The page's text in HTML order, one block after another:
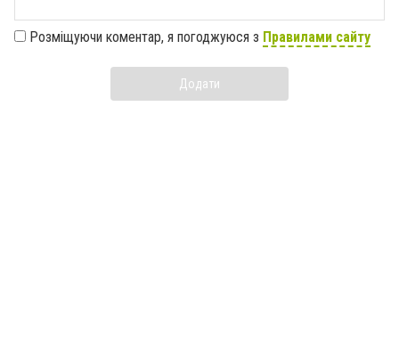
Розміщуючи коментар, я погоджуюся з Правилами сайту
Додати